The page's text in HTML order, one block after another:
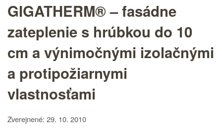
GIGATHERM® – fasádne
zateplenie s hrúbkou do 10
cm a výnimočnými izolačnými
a protipožiarnymi
vlastnosťami
Zverejnené: 29. 10. 2010